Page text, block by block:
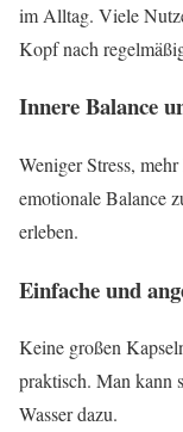
im Alltag. Viele
Kopf nach
Innere Balance
Weniger Stress,
emotionale Balance
erleben.
Einfache und
Keine großen
praktisch. Man kann
Wasser dazu.